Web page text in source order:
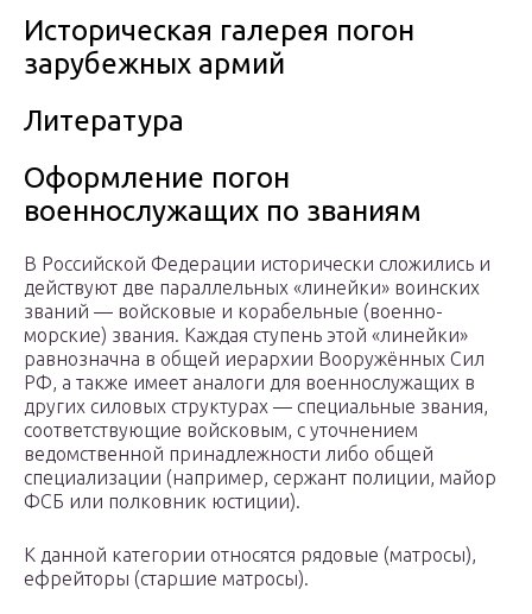
Историческая галерея погон
зарубежных армий
Литература
Оформление погон
военнослужащих по званиям
В Российской Федерации исторически сложились и
действуют две параллельных «линейки» воинских
званий — войсковые и корабельные (военно-
морские) звания. Каждая ступень этой «линейки»
равнозначна в общей иерархии Вооружённых Сил
РФ, а также имеет аналоги для военнослужащих в
других силовых структурах — специальные звания,
соответствующие войсковым, с уточнением
ведомственной принадлежности либо общей
специализации (например, сержант полиции, майор
ФСБ или полковник юстиции).
К данной категории относятся рядовые (матросы),
ефрейторы (старшие матросы).